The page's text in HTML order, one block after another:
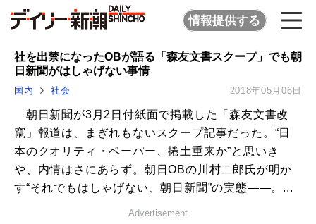
情報提供する
社を出禁になったOBが語る「森友文書スクープ」でも朝
日新聞がはしゃげない事情
国内 社会 2018年05月06日
朝日新聞が3月2日付紙面で掲載した「森友文書改
竄」報道は、まぎれもないスクープ記事だった。“日
本のクオリティ・ペーパー、捲土重来か”と思いき
や、内情はさにあらず。朝日OBの川村二郎氏が明か
す“それでもはしゃげない、朝日新聞”の実態――。...
Advertisement